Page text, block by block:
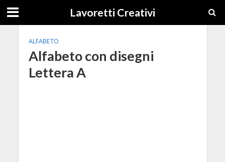
Lavoretti Creativi
ALFABETO
Alfabeto con disegni
Lettera A